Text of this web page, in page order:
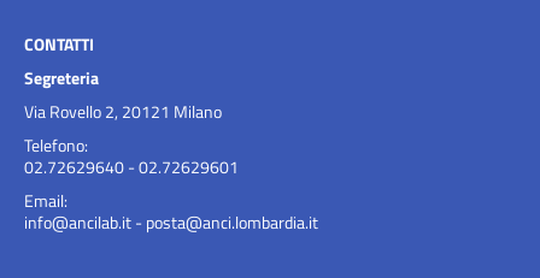
CONTATTI
Segreteria
Via Rovello 2, 20121 Milano
Telefono:
02.72629640 - 02.72629601
Email:
info@ancilab.it- posta@anci.lombardia.it